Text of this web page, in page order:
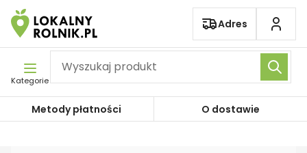
Pomiń nawigację
Adres
Kategorie
Metody płatności O dostawie